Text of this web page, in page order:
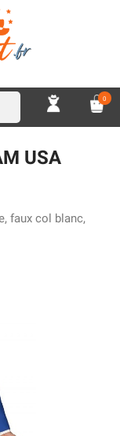
0
USA
faux col blanc,